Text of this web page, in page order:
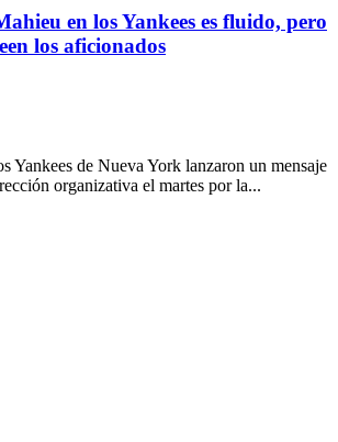
en los Yankees es fluido, pero
los aficionados
de Nueva York lanzaron un mensaje
organizativa el martes por la...